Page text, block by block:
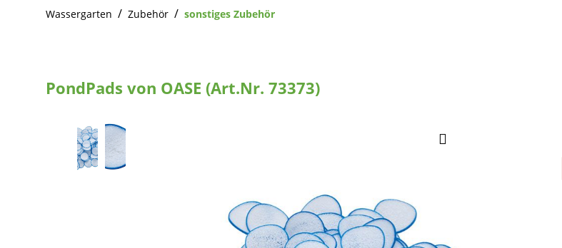
Wassergarten / Zubehör / sonstiges Zubehör
PondPads von OASE (Art.Nr. 73373)